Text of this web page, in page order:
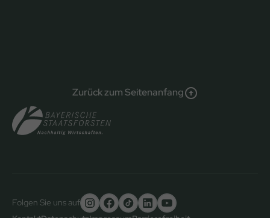
Zurück zum Seitenanfang
Folgen Sie uns auf